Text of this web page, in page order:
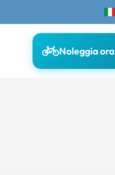
Noleggia ora